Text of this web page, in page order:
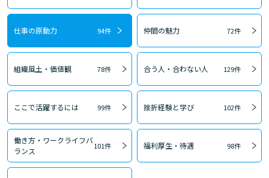
仕事の原動力 94件 仲間の魅力 72件
組織風土・価値観 78件 合う人・合わない人 129件
ここで活躍するには 99件 挫折経験と学び 102件
働き方・ワークライフバ
ランス
101件 福利厚生・待遇 98件